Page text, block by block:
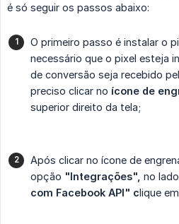
é só seguir os passos abaixo:
O primeiro passo é instalar o
necessário que o pixel esteja
de conversão seja recebido
preciso clicar no ícone de
superior direito da tela;
Após clicar no ícone de
opção "Integrações", no
com Facebook API" clique em